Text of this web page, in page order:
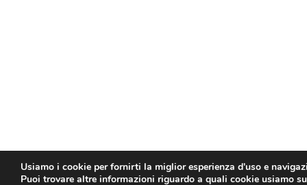
Usiamo i cookie per fornirti la miglior esperienza d'uso e
Puoi trovare altre informazioni riguardo a quali cookie usiamo